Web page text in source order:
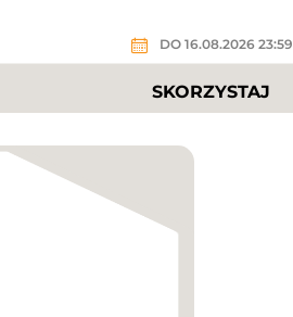
DO 16.08.2026 23:59
SKORZYSTAJ